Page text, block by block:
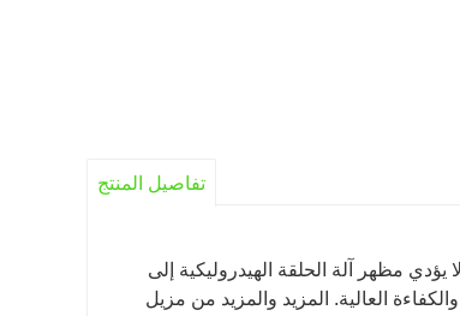
تفاصيل المنتج
يؤدي مظهر آلة الحلقة الهيدروليكية إلى
العالية. المزيد والمزيد من مزيل